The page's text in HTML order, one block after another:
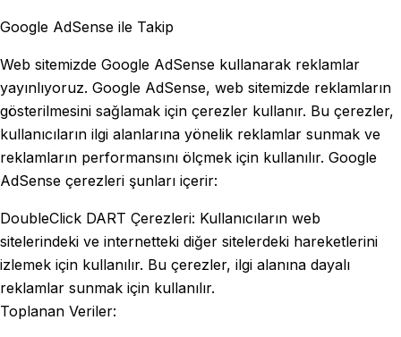
Google AdSense ile Takip
Web sitemizde Google AdSense kullanarak reklamlar
yayınlıyoruz. Google AdSense, web sitemizde reklamların
gösterilmesini sağlamak için çerezler kullanır. Bu çerezler,
kullanıcıların ilgi alanlarına yönelik reklamlar sunmak ve
reklamların performansını ölçmek için kullanılır. Google
AdSense çerezleri şunları içerir:
DoubleClick DART Çerezleri: Kullanıcıların web
sitelerindeki ve internetteki diğer sitelerdeki hareketlerini
izlemek için kullanılır. Bu çerezler, ilgi alanına dayalı
reklamlar sunmak için kullanılır.
Toplanan Veriler: